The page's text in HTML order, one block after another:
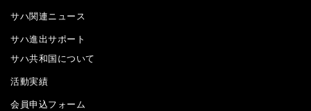
サハ関連ニュース
サハ進出サポート
サハ共和国について
活動実績
会員申込フォーム